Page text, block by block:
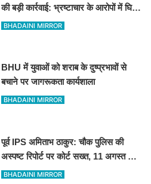
की बड़ी कार्रवाई: भ्रष्टाचार के आरोपों में घिरे
प्रो. ब्रजभूषण ओझा सभी निकायों से
BHADAINI MIRROR
BHU में युवाओं को शराब के दुष्प्रभावों से
बचाने पर जागरूकता कार्यशाला
BHADAINI MIRROR
पूर्व IPS अमिताभ ठाकुर: चौक पुलिस की
अस्पष्ट रिपोर्ट पर कोर्ट सख्त, 11 अगस्त को
मांगी स्पष्ट जांच आख्या
BHADAINI MIRROR